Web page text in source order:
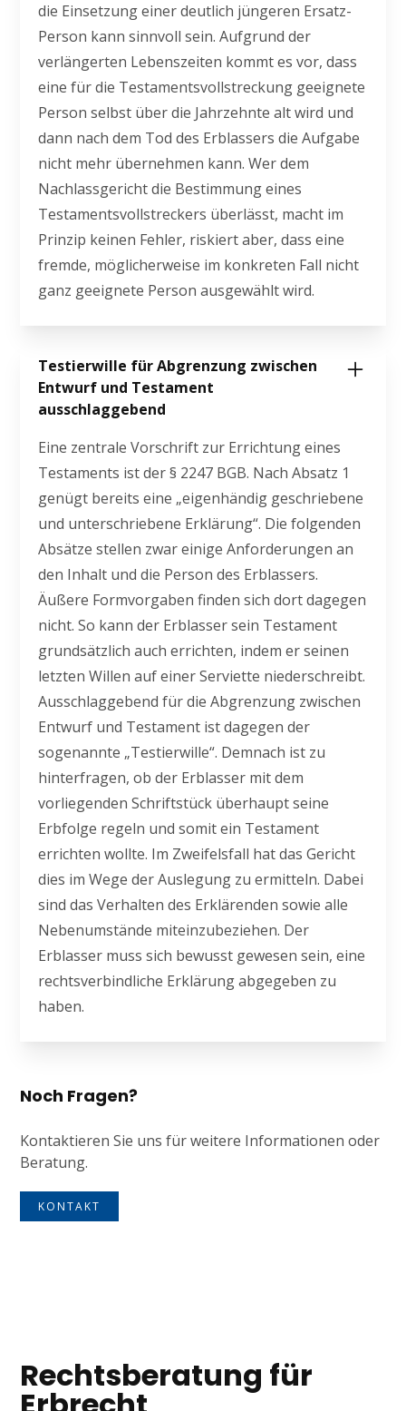
die Einsetzung einer deutlich jüngeren Ersatz-
Person kann sinnvoll sein. Aufgrund der
verlängerten Lebenszeiten kommt es vor, dass
eine für die Testamentsvollstreckung geeignete
Person selbst über die Jahrzehnte alt wird und
dann nach dem Tod des Erblassers die Aufgabe
nicht mehr übernehmen kann. Wer dem
Nachlassgericht die Bestimmung eines
Testamentsvollstreckers überlässt, macht im
Prinzip keinen Fehler, riskiert aber, dass eine
fremde, möglicherweise im konkreten Fall nicht
ganz geeignete Person ausgewählt wird.
Testierwille für Abgrenzung zwischen
Entwurf und Testament
ausschlaggebend
Eine zentrale Vorschrift zur Errichtung eines
Testaments ist der § 2247 BGB. Nach Absatz 1
genügt bereits eine „eigenhändig geschriebene
und unterschriebene Erklärung“. Die folgenden
Absätze stellen zwar einige Anforderungen an
den Inhalt und die Person des Erblassers.
Äußere Formvorgaben finden sich dort dagegen
nicht. So kann der Erblasser sein Testament
grundsätzlich auch errichten, indem er seinen
letzten Willen auf einer Serviette niederschreibt.
Ausschlaggebend für die Abgrenzung zwischen
Entwurf und Testament ist dagegen der
sogenannte „Testierwille“. Demnach ist zu
hinterfragen, ob der Erblasser mit dem
vorliegenden Schriftstück überhaupt seine
Erbfolge regeln und somit ein Testament
errichten wollte. Im Zweifelsfall hat das Gericht
dies im Wege der Auslegung zu ermitteln. Dabei
sind das Verhalten des Erklärenden sowie alle
Nebenumstände miteinzubeziehen. Der
Erblasser muss sich bewusst gewesen sein, eine
rechtsverbindliche Erklärung abgegeben zu
haben.
Noch Fragen?
Kontaktieren Sie uns für weitere Informationen oder
Beratung.
KONTAKT
Rechtsberatung für